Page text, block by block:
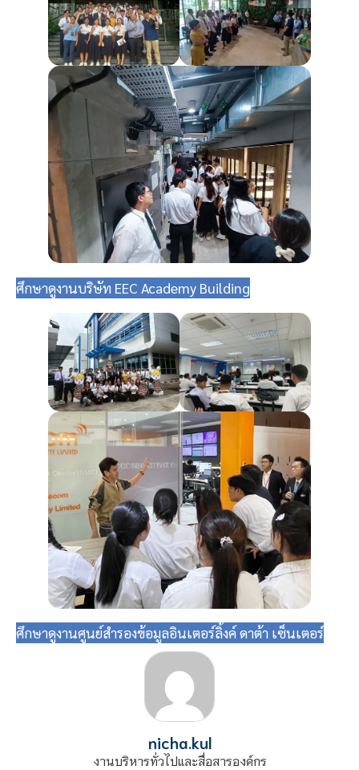
ศึกษาดูงานบริษัท EEC Academy Building
ศึกษาดูงานศูนย์สำรองข้อมูลอินเตอร์ลิ้งค์ ดาต้า เซ็นเตอร์
nicha.kul
งานบริหารทั่วไปและสื่อสารองค์กร